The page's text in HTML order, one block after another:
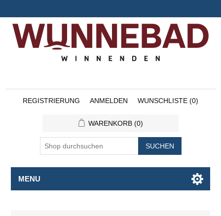
REGISTRIERUNG ANMELDEN WUNSCHLISTE (0)
WARENKORB (0)
SUCHEN
MENU